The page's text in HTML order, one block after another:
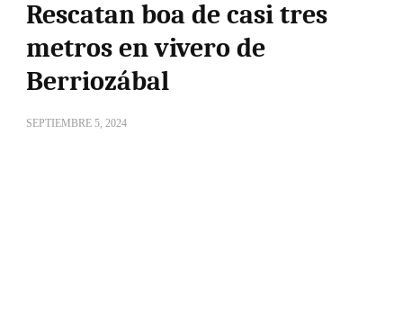
Rescatan boa de casi tres
metros en vivero de
Berriozábal
SEPTIEMBRE 5, 2024